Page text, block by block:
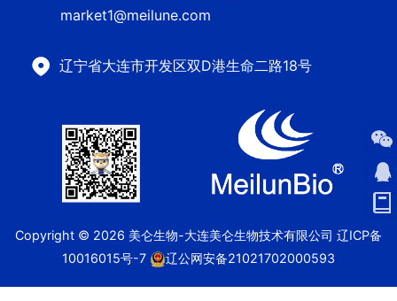
market1@meilune.com
辽宁省大连市开发区双D港生命二路18号
Copyright © 2026 美仑生物-大连美仑生物技术有限公司 辽ICP备
10016015号-7
辽公网安备21021702000593